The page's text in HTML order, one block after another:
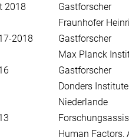
2018
Gastforscher
Fraunhofer
2018
Gastforscher
Max Planck
Gastforscher
Donders
Niederlande
Human Factors,